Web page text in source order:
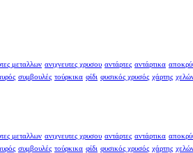
μεταλλων ανιχνευτες χρυσου αντάρτες αντάρτικα
συμβουλές τούρκικα φίδι φυσικός χρυσός χάρτης
μεταλλων ανιχνευτες χρυσου αντάρτες αντάρτικα
συμβουλές τούρκικα φίδι φυσικός χρυσός χάρτης